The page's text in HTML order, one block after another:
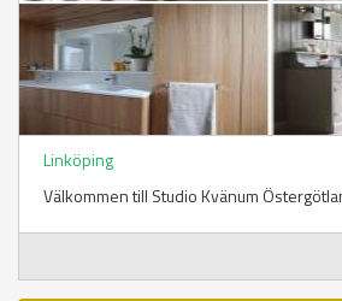
Linköping
Välkommen till Studio Kvänum